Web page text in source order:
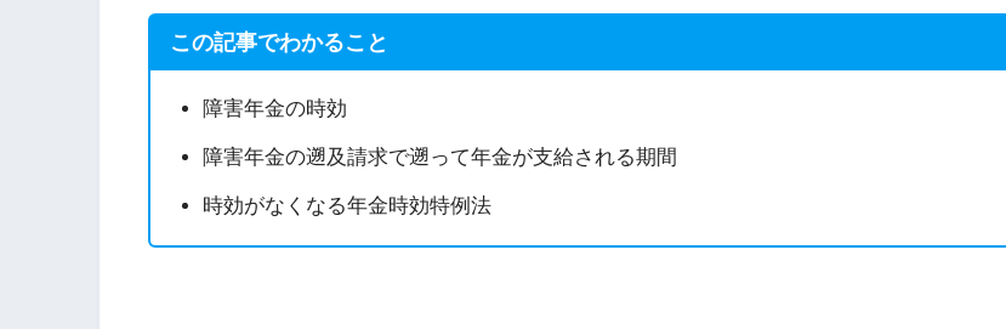
この記事でわかること
障害年金の時効
障害年金の遡及請求で遡って年金が支給される期間
時効がなくなる年金時効特例法